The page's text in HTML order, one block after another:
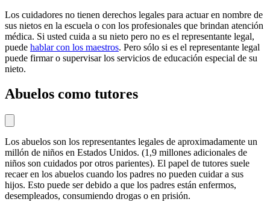
Los cuidadores no tienen derechos legales para actuar en nombre de
sus nietos en la escuela o con los profesionales que brindan atención
médica. Si usted cuida a su nieto pero no es el representante legal,
puede hablar con los maestros. Pero sólo si es el representante legal
puede firmar o supervisar los servicios de educación especial de su
nieto.
Abuelos como tutores
Los abuelos son los representantes legales de aproximadamente un
millón de niños en Estados Unidos. (1,9 millones adicionales de
niños son cuidados por otros parientes). El papel de tutores suele
recaer en los abuelos cuando los padres no pueden cuidar a sus
hijos. Esto puede ser debido a que los padres están enfermos,
desempleados, consumiendo drogas o en prisión.